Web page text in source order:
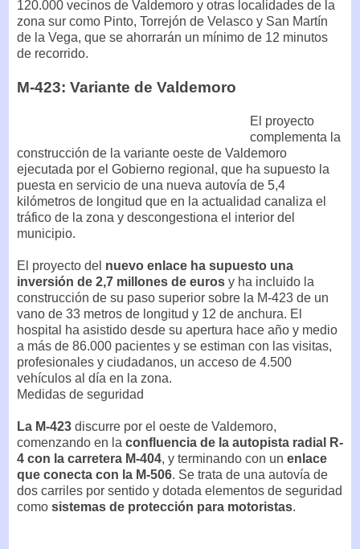
120.000 vecinos de Valdemoro y otras localidades de la
zona sur como Pinto, Torrejón de Velasco y San Martín
de la Vega, que se ahorrarán un mínimo de 12 minutos
de recorrido.
M-423: Variante de Valdemoro
El proyecto
complementa la
construcción de la variante oeste de Valdemoro
ejecutada por el Gobierno regional, que ha supuesto la
puesta en servicio de una nueva autovía de 5,4
kilómetros de longitud que en la actualidad canaliza el
tráfico de la zona y descongestiona el interior del
municipio.
El proyecto del nuevo enlace ha supuesto una
inversión de 2,7 millones de euros y ha incluido la
construcción de su paso superior sobre la M-423 de un
vano de 33 metros de longitud y 12 de anchura. El
hospital ha asistido desde su apertura hace año y medio
a más de 86.000 pacientes y se estiman con las visitas,
profesionales y ciudadanos, un acceso de 4.500
vehículos al día en la zona.
Medidas de seguridad
La M-423 discurre por el oeste de Valdemoro,
comenzando en la confluencia de la autopista radial R-
4 con la carretera M-404, y terminando con un enlace
que conecta con la M-506. Se trata de una autovía de
dos carriles por sentido y dotada elementos de seguridad
como sistemas de protección para motoristas.